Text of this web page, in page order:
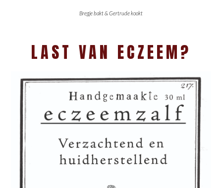
Bregje bakt & Gertrude kookt
LAST VAN ECZEEM?